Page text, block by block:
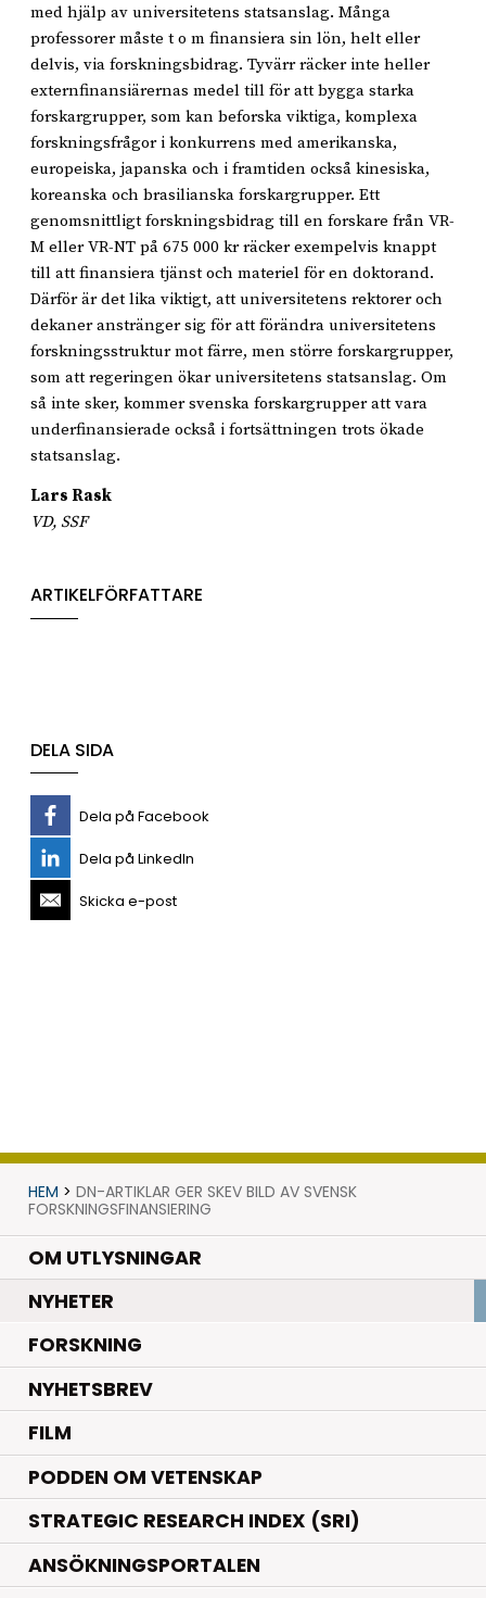
med hjälp av universitetens statsanslag. Många
professorer måste t o m finansiera sin lön, helt eller
delvis, via forskningsbidrag. Tyvärr räcker inte heller
externfinansiärernas medel till för att bygga starka
forskargrupper, som kan beforska viktiga, komplexa
forskningsfrågor i konkurrens med amerikanska,
europeiska, japanska och i framtiden också kinesiska,
koreanska och brasilianska forskargrupper. Ett
genomsnittligt forskningsbidrag till en forskare från VR-
M eller VR-NT på 675 000 kr räcker exempelvis knappt
till att finansiera tjänst och materiel för en doktorand.
Därför är det lika viktigt, att universitetens rektorer och
dekaner anstränger sig för att förändra universitetens
forskningsstruktur mot färre, men större forskargrupper,
som att regeringen ökar universitetens statsanslag. Om
så inte sker, kommer svenska forskargrupper att vara
underfinansierade också i fortsättningen trots ökade
statsanslag.
Lars Rask
VD, SSF
ARTIKELFÖRFATTARE
DELA SIDA
Dela på Facebook
Dela på LinkedIn
Skicka e-post
HEM > DN-ARTIKLAR GER SKEV BILD AV SVENSK
FORSKNINGSFINANSIERING
OM UTLYSNINGAR
NYHETER.
FORSKNING.
NYHETSBREV
FILM
PODDEN OM VETENSKAP
STRATEGIC RESEARCH INDEX (SRI)
ANSÖKNINGSPORTALEN